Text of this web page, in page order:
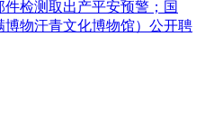
检测取出产平安预警；国
博物汗青文化博物馆）公开聘